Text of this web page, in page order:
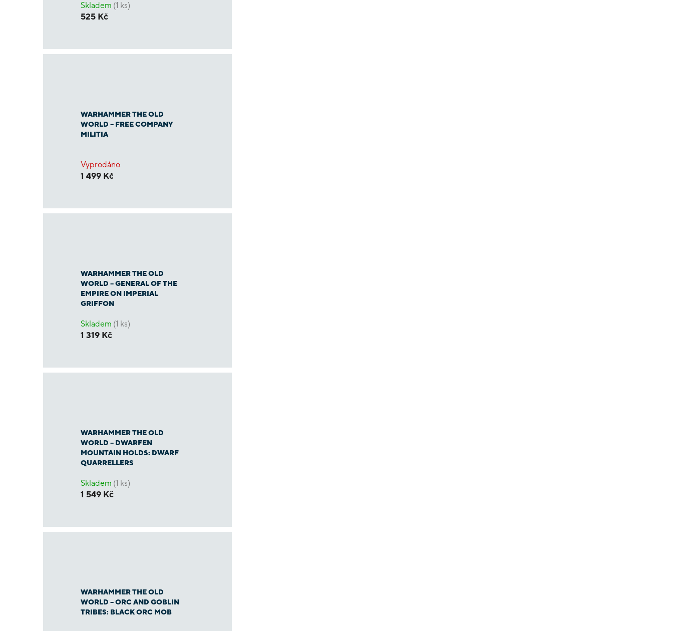
Skladem (1 ks)
525 Kč
WARHAMMER THE OLD
WORLD – FREE COMPANY
MILITIA
Vyprodáno
1 499 Kč
WARHAMMER THE OLD
WORLD – GENERAL OF THE
EMPIRE ON IMPERIAL
GRIFFON
Skladem (1 ks)
1 319 Kč
WARHAMMER THE OLD
WORLD – DWARFEN
MOUNTAIN HOLDS: DWARF
QUARRELLERS
Skladem (1 ks)
1 549 Kč
WARHAMMER THE OLD
WORLD – ORC AND GOBLIN
TRIBES: BLACK ORC MOB